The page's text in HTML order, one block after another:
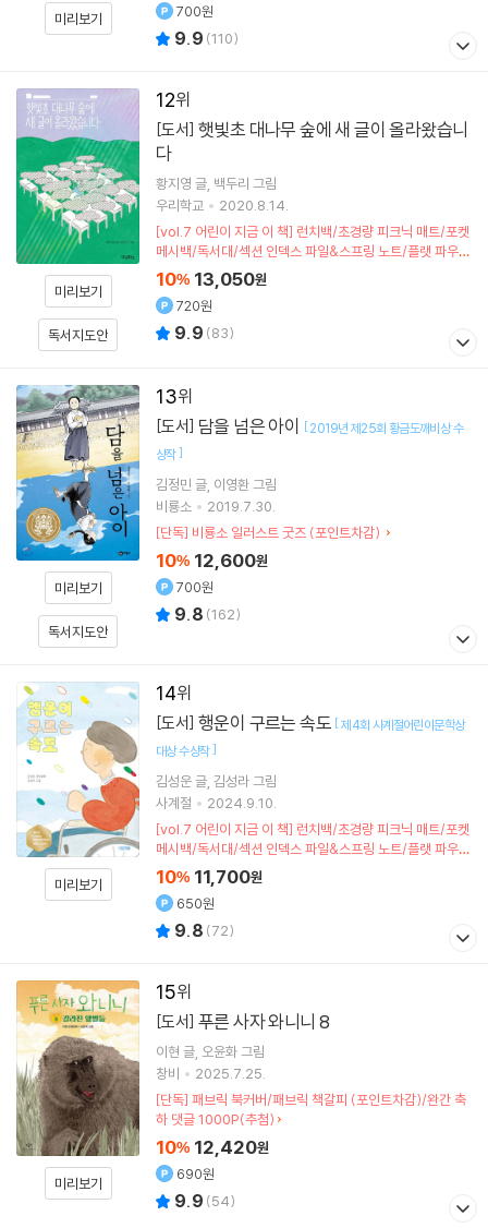
미리보기 700원
9.9 (110)
12
미리보기
독서지도안
[도서]
다
황지영 글 백두리 그림
우리학교
2020.8.14.
[vol.7 어린이 지금 이 책] 런치백/초경량 피크닉 매트/포켓
메시백/독서대/섹션 인덱스 파일&스프링 노트/플랫 파우치
(포인트차감)
10% 13,050원
720원
9.9 (83)
13
미리보기
독서지도안
[도서] 담을 넘은 아이 [2019년 제25회 황금도깨비상 수
상작]
김정민 글 이영환그림
비룡소
2019.7.30.
[단독] 비룡소 일러스트 굿즈 (포인트차감)
10% 12,600원
700원
9.8 (162)
14
미리보기
[도서] 행운이 구르는 속도 [제4회 사계절어린이문학상
대상 수상작]
김성운글 김성라그림
사계절
2024.9.10.
[vol.7 어린이 지금 이 책] 런치백/초경량 피크닉 매트/포켓
메시백/독서대/섹션 인덱스 파일&스프링 노트/플랫 파우치
(포인트차감)
10% 11,700원
650원
9.8 (72)
15
미리보기
[도서] 푸른 사자 와니니 8
이현 글 오윤화그림
창비
2025.7.25.
[단독] 패브릭 북커버/패브릭 책갈피 (포인트차감)/완간 축
하 댓글 1000P(추첨)
10% 12,420원
690원
9.9 (54)